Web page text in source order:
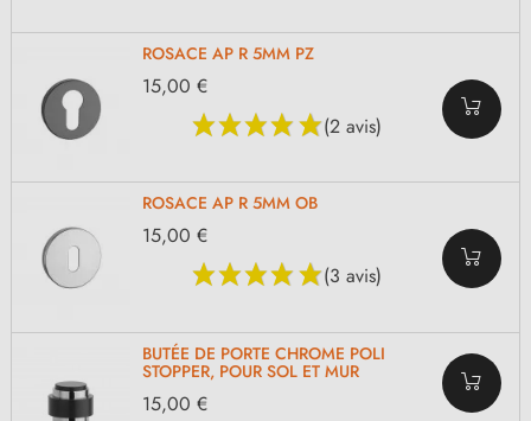
ROSACE AP R 5MM PZ
(2 avis)
15,00 €
ROSACE AP R 5MM OB
(3 avis)
15,00 €
BUTÉE DE PORTE CHROME POLI
STOPPER, POUR SOL ET MUR
15,00 €